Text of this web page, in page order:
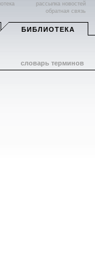
рассылка новостей
обратная связь
БИБЛИОТЕКА
словарь терминов